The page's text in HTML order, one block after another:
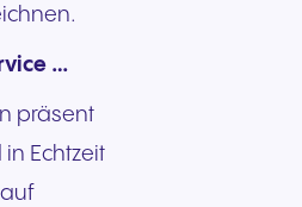
…
präsent
Echtzeit